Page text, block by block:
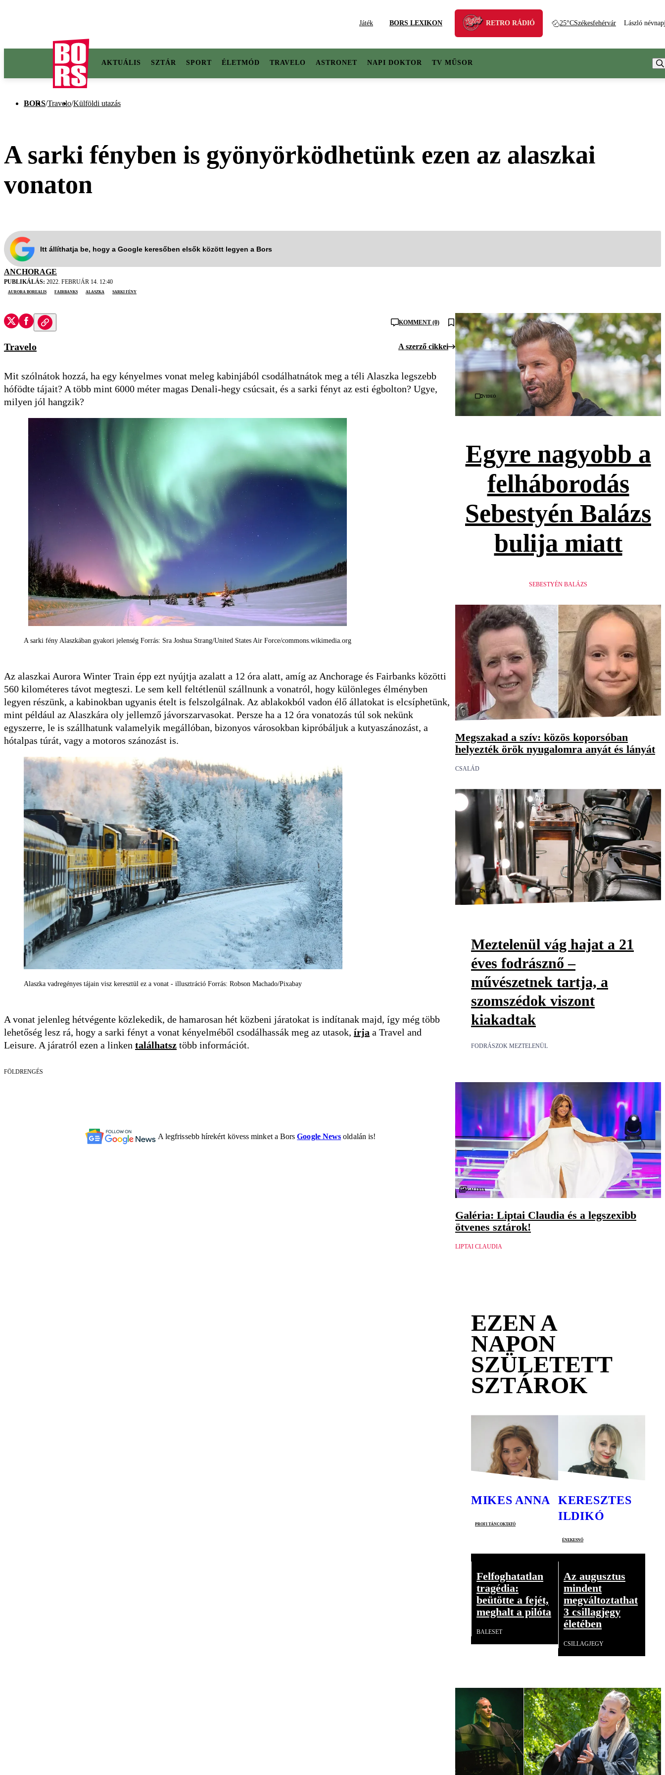
Játék BORS LEXIKON RETRO RÁDIÓ 25°CSzékesfehérvár László
AKTUÁLIS SZTÁR SPORT ÉLETMÓD TRAVELO ASTRONET NAPI DOKTOR TV MŰSOR
BORS/Travelo/Külföldi utazás
A sarki fényben is gyönyörködhetünk ezen az alaszkai
vonaton
Itt állíthatja be, hogy a Google keresőben elsők között legyen a Bors
ANCHORAGE
PUBLIKÁLÁS: 2022. FEBRUÁR 14. 12:40
aurora borealis
Fairbanks Alaszka sarki fény
KOMMENT (0)
Travelo A szerző cikkei
Mit szólnátok hozzá, ha egy kényelmes vonat meleg kabinjából csodálhatnátok meg a téli Alaszka legszebb
hófödte tájait? A több mint 6000 méter magas Denali-hegy csúcsait, és a sarki fényt az esti égbolton? Ugye,
milyen jól hangzik?
A sarki fény Alaszkában gyakori jelenség Forrás: Sra Joshua Strang/United States Air Force/commons.wikimedia.org
Az alaszkai Aurora Winter Train épp ezt nyújtja azalatt a 12 óra alatt, amíg az Anchorage és Fairbanks közötti
560 kilométeres távot megteszi. Le sem kell feltétlenül szállnunk a vonatról, hogy különleges élményben
legyen részünk, a kabinokban ugyanis ételt is felszolgálnak. Az ablakokból vadon élő állatokat is elcsíphetünk,
mint például az Alaszkára oly jellemző jávorszarvasokat. Persze ha a 12 óra vonatozás túl sok nekünk
egyszerre, le is szállhatunk valamelyik megállóban, bizonyos városokban kipróbáljuk a kutyaszánozást, a
hótalpas túrát, vagy a motoros szánozást is.
Alaszka vadregényes tájain visz keresztül ez a vonat - illusztráció Forrás: Robson Machado/Pixabay
A vonat jelenleg hétvégente közlekedik, de hamarosan hét közbeni járatokat is indítanak majd, így még több
lehetőség lesz rá, hogy a sarki fényt a vonat kényelméből csodálhassák meg az utasok, írja a Travel and
Leisure. A járatról ezen a linken találhatsz több információt.
FÖLDRENGÉS
A legfrissebb hírekért kövess minket a BorsGoogle News oldalán is!
Videó
Egyre nagyobb a
felháborodás
Sebestyén Balázs
bulija miatt
SEBESTYÉN BALÁZS
Megszakad a szív: közös koporsóban
helyezték örök nyugalomra anyát és lányát
CSALÁD
Videó
Meztelenül vág hajat a 21
éves fodrásznő –
művészetnek tartja, a
szomszédok viszont
kiakadtak
FODRÁSZOK MEZTELENÜL
Galéria
Galéria: Liptai Claudia és a legszexibb
ötvenes sztárok!
LIPTAI CLAUDIA
EZEN A
NAPON
SZÜLETETT
SZTÁROK
MIKES ANNA
profi táncoktató
KERESZTES
ILDIKÓ
énekesnő
Felfoghatatlan
tragédia:
beütötte a fejét,
meghalt a pilóta
BALESET
Az augusztus
mindent
megváltoztathat
3 csillagjegy
életében
CSILLAGJEGY